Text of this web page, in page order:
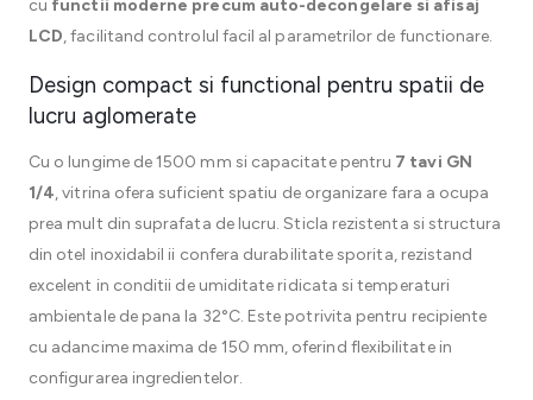
cu functii moderne precum auto-decongelare si afisaj
LCD, facilitand controlul facil al parametrilor de functionare.
Design compact si functional pentru spatii de
lucru aglomerate
Cu o lungime de 1500 mm si capacitate pentru 7 tavi GN
1/4, vitrina ofera suficient spatiu de organizare fara a ocupa
prea mult din suprafata de lucru. Sticla rezistenta si structura
din otel inoxidabil ii confera durabilitate sporita, rezistand
excelent in conditii de umiditate ridicata si temperaturi
ambientale de pana la 32°C. Este potrivita pentru recipiente
cu adancime maxima de 150 mm, oferind flexibilitate in
configurarea ingredientelor.